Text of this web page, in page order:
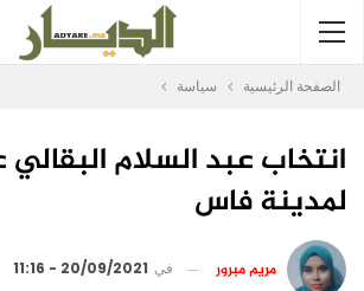
الصفحة الرئيسية سياسة
انتخاب عبد السلام
لمدينة فاس
مريم مبرور في 20/09/2021 - 11:16